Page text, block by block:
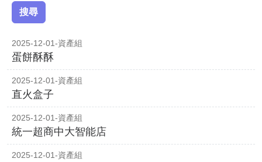
搜尋
2025-12-01-資產組
蛋餅酥酥
2025-12-01-資產組
直火盒子
2025-12-01-資產組
統一超商中大智能店
2025-12-01-資產組